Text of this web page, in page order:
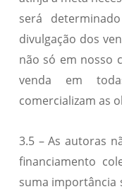
será
divulgação dos
não só em nosso
venda em
comercializam as
3.5 – As autoras
financiamento
suma importância